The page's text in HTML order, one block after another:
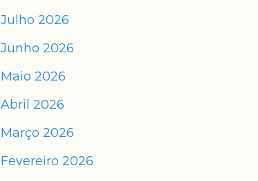
Julho 2026
Junho 2026
Maio 2026
Abril 2026
Março 2026
Fevereiro 2026